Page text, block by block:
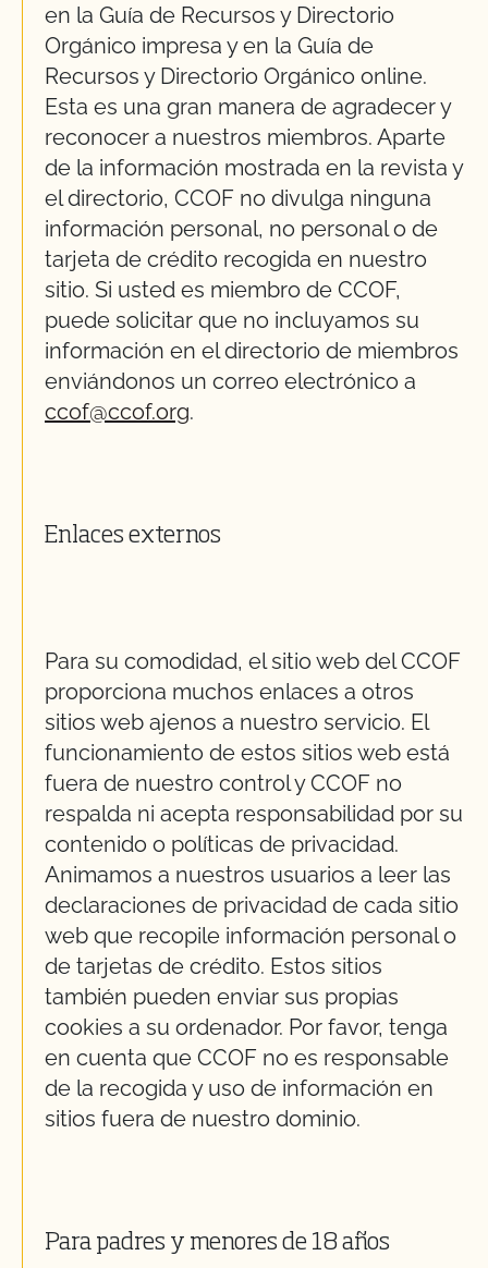
en la Guía de Recursos y Directorio
Orgánico impresa y en la Guía de
Recursos y Directorio Orgánico online.
Esta es una gran manera de agradecer y
reconocer a nuestros miembros. Aparte
de la información mostrada en la revista y
el directorio, CCOF no divulga ninguna
información personal, no personal o de
tarjeta de crédito recogida en nuestro
sitio. Si usted es miembro de CCOF,
puede solicitar que no incluyamos su
información en el directorio de miembros
enviándonos un correo electrónico a
ccof@ccof.org.
Enlaces externos
Para su comodidad, el sitio web del CCOF
proporciona muchos enlaces a otros
sitios web ajenos a nuestro servicio. El
funcionamiento de estos sitios web está
fuera de nuestro control y CCOF no
respalda ni acepta responsabilidad por su
contenido o políticas de privacidad.
Animamos a nuestros usuarios a leer las
declaraciones de privacidad de cada sitio
web que recopile información personal o
de tarjetas de crédito. Estos sitios
también pueden enviar sus propias
cookies a su ordenador. Por favor, tenga
en cuenta que CCOF no es responsable
de la recogida y uso de información en
sitios fuera de nuestro dominio.
Para padres y menores de 18 años